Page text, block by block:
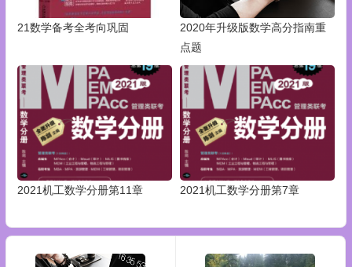
21数学备考全考向巩固
2020年升级版数学高分指南重
点题
2021机工数学分册第11章 2021机工数学分册第7章